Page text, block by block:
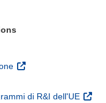
(si apre in una nuova
nuova finestra)
di R&I dell'UE (si